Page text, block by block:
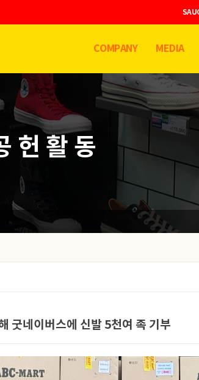
COMPANY MEDIA
헌 활 동
굿네이버스에 신발 5천여 족 기부